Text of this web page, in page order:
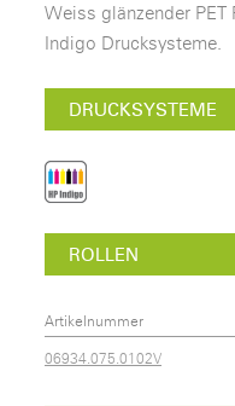
Weiss glänzender
Indigo Drucksysteme.
DRUCKSYSTEME
ROLLEN
Artikelnummer
06934.075.0102V